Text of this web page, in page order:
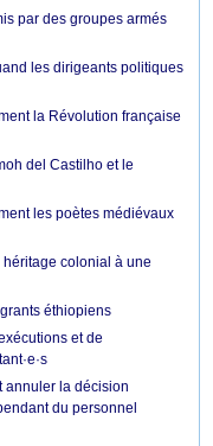
par des groupes armés
les dirigeants politiques
la Révolution française
del Castilho et le
les poètes médiévaux
héritage colonial à une
éthiopiens
et de
annuler la décision
du personnel